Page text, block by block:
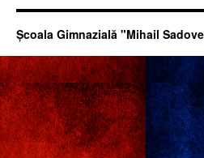
Şcoala Gimnazială "Mihail